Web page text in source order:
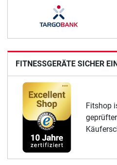
FITNESSGERÄTE SICHER
Fitshop